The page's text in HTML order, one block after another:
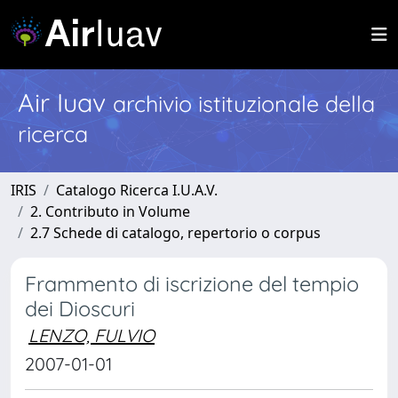
Air Iuav archivio istituzionale della
ricerca
IRIS
Catalogo Ricerca I.U.A.V.
2. Contributo in Volume
2.7 Schede di catalogo, repertorio o corpus
Frammento di iscrizione del tempio
dei Dioscuri
LENZO, FULVIO
2007-01-01